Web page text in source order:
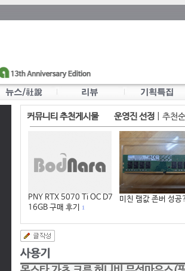
커뮤니티 추천게시물 운영진 선정 추천순
PNY RTX 5070 Ti OC D7
16GB 구매 후기
1
미친 램값 존버 성공?